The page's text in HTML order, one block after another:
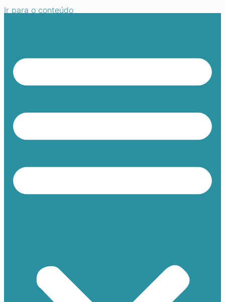
Ir para o conteúdo